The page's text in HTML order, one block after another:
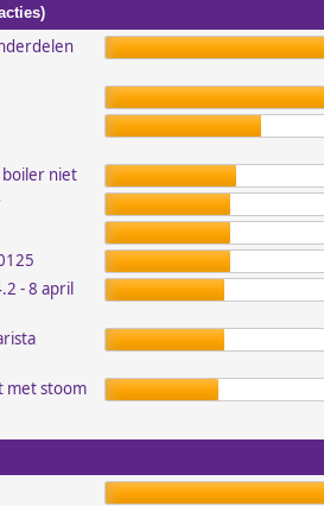
boiler niet
- 8 april
met stoom